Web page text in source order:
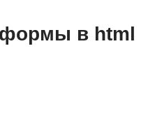
в html